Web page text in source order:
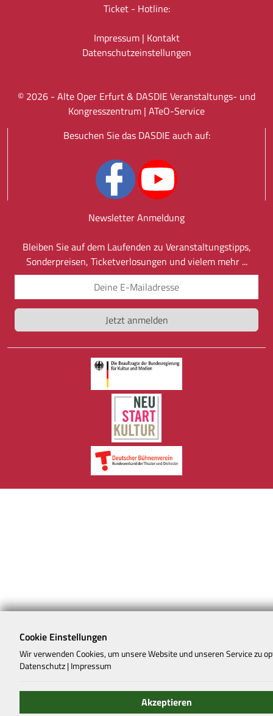
Ticket - Hotline:
Impressum| Kontakt
Datenschutz­einstellungen
© 2026 - Alte Oper Erfurt & DASDIE Veranstaltungs- und
Kongresszentrum | ATeO-Service
Besuchen Sie das DASDIE auch auf:
Newsletter Anmeldung
Bleiben Sie auf dem Laufenden zu Veranstaltungstipps,
Sonderpreisen, Ticketverlosungen und vielem mehr ...
Cookie Einstellungen
Wir verwenden Cookies, um unsere Website und unseren Service zu
Datenschutz | Impressum
Akzeptieren